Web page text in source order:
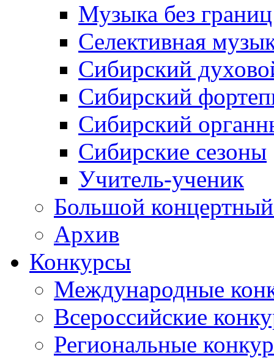
Музыка без границ
Селективная
Сибирский
Сибирский
Сибирский
Сибирские сезоны
Учитель-ученик
Большой концертный
Архив
Конкурсы
Международные
Всероссийские
Региональные